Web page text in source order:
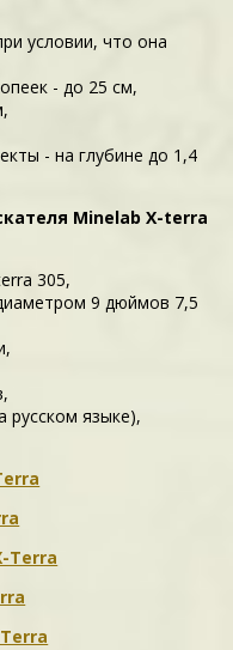
условии, что она
- до 25 см,
- на глубине до 1,4
Minelab X-terra
305,
9 дюймов 7,5
русском языке),
Terra